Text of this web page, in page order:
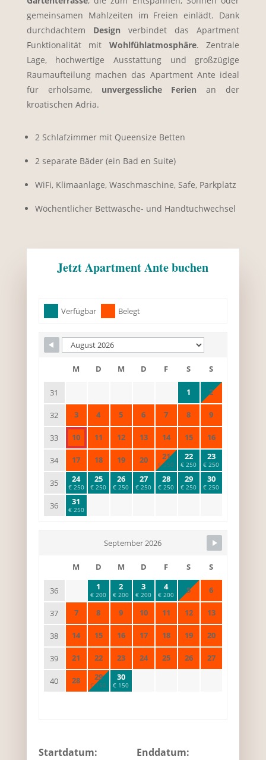
gemeinsamen Mahlzeiten im Freien einlädt. Dank
durchdachtem Design verbindet das Apartment
Funktionalität mit Wohlfühlatmosphäre. Zentrale
Lage, hochwertige Ausstattung und großzügige
Raumaufteilung machen das Apartment Ante ideal
für erholsame, unvergessliche Ferien an der
kroatischen Adria.
2 Schlafzimmer mit Queensize Betten
2 separate Bäder (ein Bad en Suite)
WiFi, Klimaanlage, Waschmaschine, Safe, Parkplatz
Wöchentlicher Bettwäsche- und Handtuchwechsel
Jetzt Apartment Ante buchen
Skip Booking Form
Verfügbar Belegt
M D M D F S S
31 1 2
32 3 4 5 6 7 8 9
33 10 11 12 13 14 15 16
34 17 18 19 20 21
€ 250
22
€ 250
23
€ 250
35 24
€ 250
25
€ 250
26
€ 250
27
€ 250
28
€ 250
29
€ 250
30
€ 250
36 31
€ 250
September 2026
M D M D F S S
36 1
€ 200
2
€ 200
3
€ 200
4
€ 200 5 6
37 7 8 9 10 11 12 13
38 14 15 16 17 18 19 20
39 21 22 23 24 25 26 27
40 28 29
€ 150
30
€ 150
Startdatum: Enddatum: